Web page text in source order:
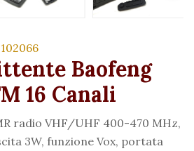
Baofeng
16 Canali
radio VHF/UHF 400-470 MHz,
3W, funzione Vox, portata